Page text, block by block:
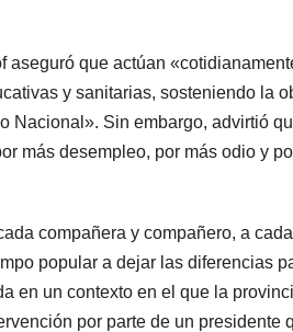
que actúan
y sanitarias, sosteniendo la
Nacional». Sin embargo, advirtió
más desempleo, por más odio y
compañera y compañero, a
popular a dejar las diferencias
en un contexto en el que la
por parte de un presidente